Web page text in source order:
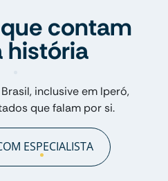
contam
história
inclusive em Iperó,
que falam por si.
ESPECIALISTA